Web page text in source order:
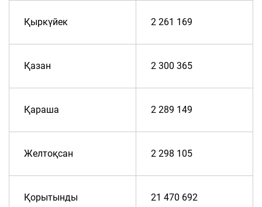
Қыркүйек 2 261 169
Қазан 2 300 365
Қараша 2 289 149
Желтоқсан 2 298 105
Қорытынды 21 470 692